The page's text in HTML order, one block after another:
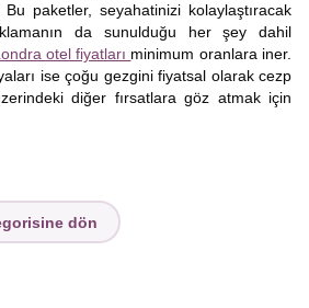
paketler, seyahatinizi kolaylaştıracak
da sunulduğu her şey dahil
otel fiyatları minimum oranlara iner.
ise çoğu gezgini fiyatsal olarak cezp
diğer fırsatlara göz atmak için
dön